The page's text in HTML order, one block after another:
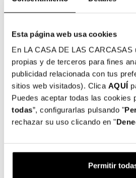
Esta página web usa cookies
En LA CASA DE LAS
propias y de terceros para fines
publicidad relacionada con tus
sitios web visitados). Clica AQUÍ
Puedes aceptar todas las cookies
todas”, configurarlas pulsando "
rechazar su uso clicando en "
Permitir
Protetor De Ecrã
Inquebrável Antiespia
Para IPhone XR
23,99 €